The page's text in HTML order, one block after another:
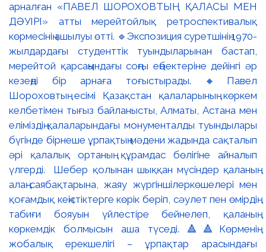
арналған «ПАВЕЛ ШОРОХОВТЫҢ ҚАЛАСЫ МЕН
ДӘУІРІ» атты мерейтойлық ретроспективалық
көрмесінің ашылуы өтті. 🔹Экспозиция суретшінің 1970-
жылдардағы студенттік туындыларынан бастап,
мерейтой қарсаңындағы соңғы еңбектеріне дейінгі әр
кезеңді бір арнаға тоғыстырады. 🔸Павел
Шороховтың есімі Қазақстан қалаларының көркем
келбетімен тығыз байланысты, Алматы, Астана мен
еліміздің қалаларындағы монументалды туындылары
бүгінде бірнеше ұрпақтың мәдени жадында сақталып
әрі қалалық ортаның құрамдас бөлігіне айналып
үлгерді. Шебер қолынан шыққан мүсіндер қаланың
алаң-саябақтарына, жаяу жүргіншілеркөшелері мен
қоғамдық кеңістіктерге көрік беріп, сәулет пен өмірдің
табиғи бояуын үйлестіре бейнелеп, қаланың
көркемдік болмысын аша түседі. 🔺🔺Көрменің
жобалық ерекшелігі – ұрпақтар арасындағы